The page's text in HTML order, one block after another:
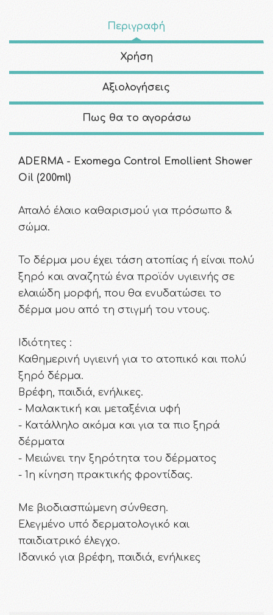
Περιγραφή
Χρήση
Αξιολογήσεις
Πως θα το αγοράσω
ADERMA - Exomega Control Emollient Shower
Oil (200ml)
Απαλό έλαιο καθαρισμού για πρόσωπο &
σώμα.
Το δέρμα μου έχει τάση ατοπίας ή είναι πολύ
ξηρό και αναζητώ ένα προϊόν υγιεινής σε
ελαιώδη μορφή, που θα ενυδατώσει το
δέρμα μου από τη στιγμή του ντους.
Ιδιότητες :
Καθημερινή υγιεινή για το ατοπικό και πολύ
ξηρό δέρμα.
Βρέφη, παιδιά, ενήλικες.
- Μαλακτική και μεταξένια υφή
- Κατάλληλο ακόμα και για τα πιο ξηρά
δέρματα
- Μειώνει την ξηρότητα του δέρματος
- 1η κίνηση πρακτικής φροντίδας.
Με βιοδιασπώμενη σύνθεση.
Ελεγμένο υπό δερματολογικό και
παιδιατρικό έλεγχο.
Ιδανικό για βρέφη, παιδιά, ενήλικες